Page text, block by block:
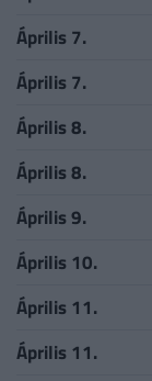
Április 7.
Április 7.
Április 8.
Április 8.
Április 9.
Április 10.
Április 11.
Április 11.